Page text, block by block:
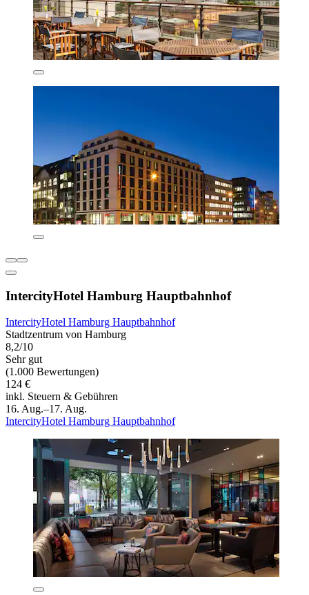
IntercityHotel Hamburg Hauptbahnhof
IntercityHotel Hamburg Hauptbahnhof
Stadtzentrum von Hamburg
8,2/10
Sehr gut
(1.000 Bewertungen)
124 €
inkl. Steuern & Gebühren
16. Aug.–17. Aug.
IntercityHotel Hamburg Hauptbahnhof